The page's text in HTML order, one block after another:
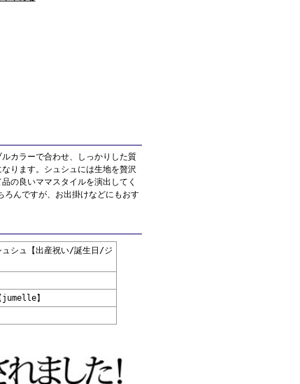
カラーで合わせ、しっかりした質
ります。シュシュには生地を贅沢
の良いママスタイルを演出してく
ろんですが、お出掛けなどにもおす
ュシュ【出産祝い/誕生日/ジ
jumelle】